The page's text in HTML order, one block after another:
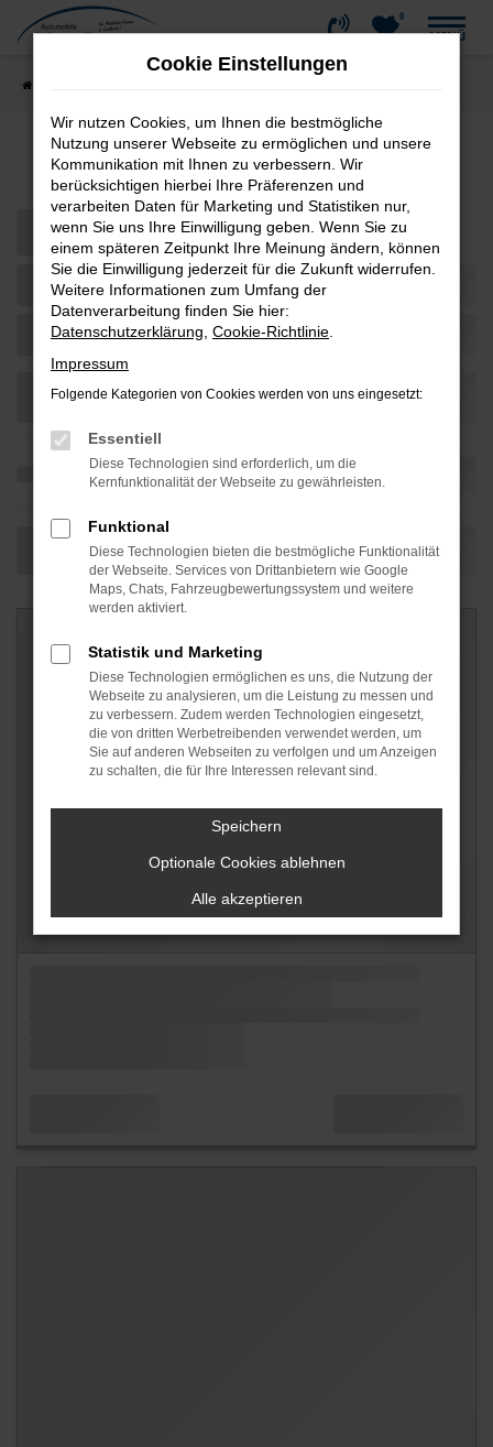
Zum
0
MENÜ
Fahrzeug-Showroom
Cookie Einstellungen
Wir nutzen Cookies, um Ihnen die bestmögliche
Nutzung unserer Webseite zu ermöglichen und unsere
Kommunikation mit Ihnen zu verbessern. Wir
berücksichtigen hierbei Ihre Präferenzen und
verarbeiten Daten für Marketing und Statistiken nur,
wenn Sie uns Ihre Einwilligung geben. Wenn Sie zu
einem späteren Zeitpunkt Ihre Meinung ändern, können
Sie die Einwilligung jederzeit für die Zukunft widerrufen.
Weitere Informationen zum Umfang der
Datenverarbeitung finden Sie hier:
Datenschutzerklärung Cookie-Richtlinie
Impressum
Folgende Kategorien von Cookies werden von uns eingesetzt:
Essentiell
Diese Technologien sind erforderlich, um die
Kernfunktionalität der Webseite zu gewährleisten.
Funktional
Diese Technologien bieten die bestmögliche Funktionalität
der Webseite. Services von Drittanbietern wie Google
Maps, Chats, Fahrzeugbewertungssystem und weitere
werden aktiviert.
Statistik und Marketing
Diese Technologien ermöglichen es uns, die Nutzung der
Webseite zu analysieren, um die Leistung zu messen und
zu verbessern. Zudem werden Technologien eingesetzt,
die von dritten Werbetreibenden verwendet werden, um
Sie auf anderen Webseiten zu verfolgen und um Anzeigen
zu schalten, die für Ihre Interessen relevant sind.
Speichern
Optionale Cookies ablehnen
Alle akzeptieren